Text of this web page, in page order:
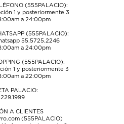
(555PALACIO):
1 y posteriormente 3
a 24:00pm
(555PALACIO):
55.5725.2246
a 24:00pm
(555PALACIO):
1 y posteriormente 3
a 22:00pm
PALACIO:
A CLIENTES
(555PALACIO)